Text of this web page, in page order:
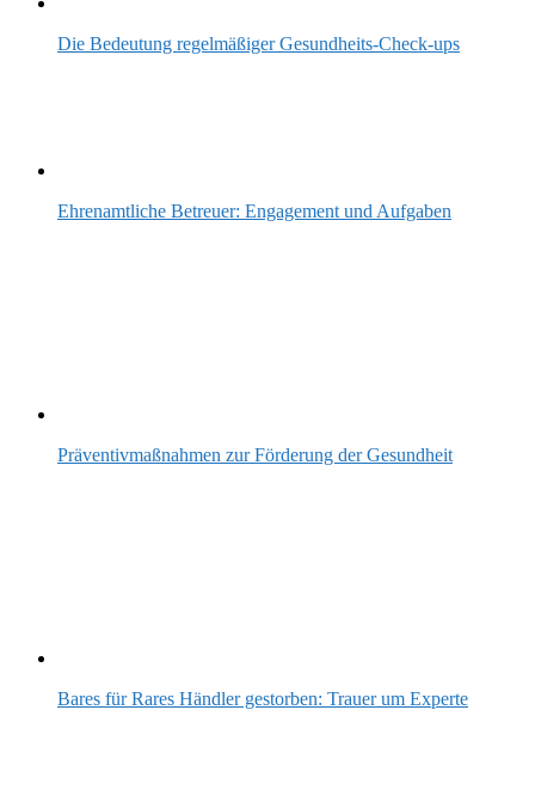
Die Bedeutung regelmäßiger Gesundheits-Check-ups
Ehrenamtliche Betreuer: Engagement und Aufgaben
Präventivmaßnahmen zur Förderung der Gesundheit
Bares für Rares Händler gestorben: Trauer um Experte